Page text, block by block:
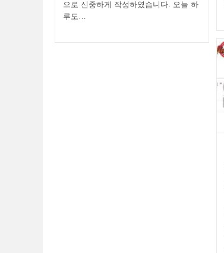
으로 신중하게 작성하였습니다. 오늘 하
루도…